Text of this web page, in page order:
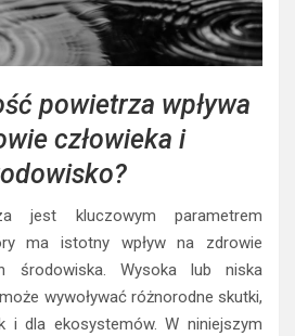
powietrza wpływa
człowieka i
jest kluczowym parametrem
ma istotny wpływ na zdrowie
środowiska. Wysoka lub niska
wywoływać różnorodne skutki,
i dla ekosystemów. W niniejszym